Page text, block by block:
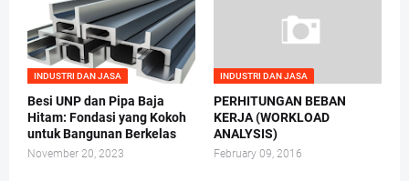
INDUSTRI DAN JASA
Besi UNP dan Pipa Baja
Hitam: Fondasi yang Kokoh
untuk Bangunan Berkelas
November 20, 2023
INDUSTRI DAN JASA
PERHITUNGAN BEBAN
KERJA (WORKLOAD
ANALYSIS)
February 09, 2016